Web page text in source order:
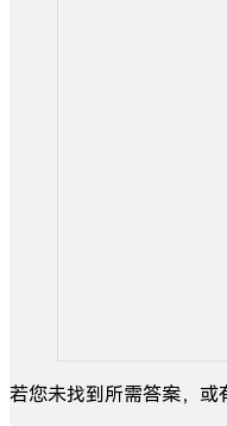
若您未找到所需答案，